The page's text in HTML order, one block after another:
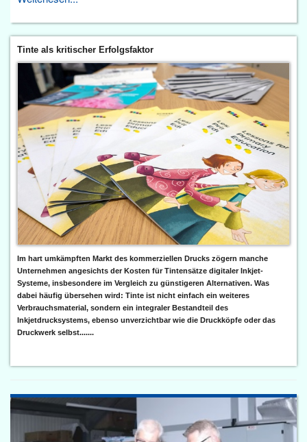
Tinte als kritischer Erfolgsfaktor
Im hart umkämpften Markt des kommerziellen Drucks zögern manche
Unternehmen angesichts der Kosten für Tintensätze digitaler Inkjet-
Systeme, insbesondere im Vergleich zu günstigeren Alternativen. Was
dabei häufig übersehen wird: Tinte ist nicht einfach ein weiteres
Verbrauchsmaterial, sondern ein integraler Bestandteil des
Inkjetdrucksystems, ebenso unverzichtbar wie die Druckköpfe oder das
Druckwerk selbst.......